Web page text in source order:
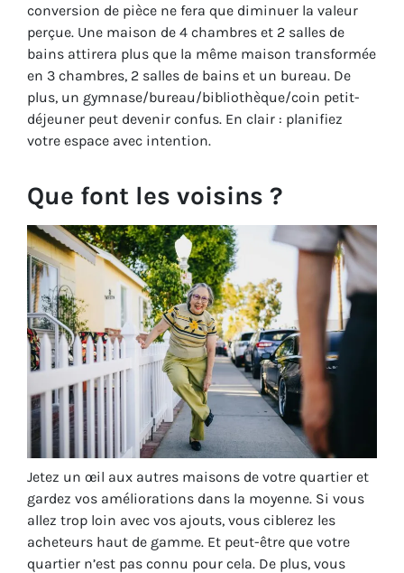
conversion de pièce ne fera que diminuer la valeur
perçue. Une maison de 4 chambres et 2 salles de
bains attirera plus que la même maison transformée
en 3 chambres, 2 salles de bains et un bureau. De
plus, un gymnase/bureau/bibliothèque/coin petit-
déjeuner peut devenir confus. En clair : planifiez
votre espace avec intention.
Que font les voisins ?
Jetez un œil aux autres maisons de votre quartier et
gardez vos améliorations dans la moyenne. Si vous
allez trop loin avec vos ajouts, vous ciblerez les
acheteurs haut de gamme. Et peut-être que votre
quartier n’est pas connu pour cela. De plus, vous